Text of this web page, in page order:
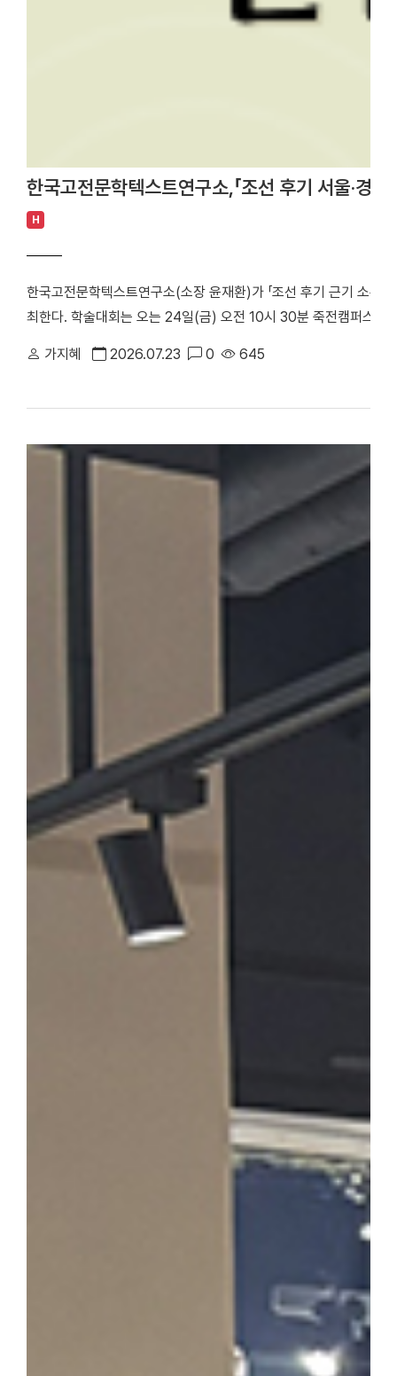
한국고전문학텍스트연구소,「조선 후기 서울·경
H
한국고전문학텍스트연구소(소장 윤재환)가 「조선 후기 근기 소론
최한다. 학술대회는 오는 24일(금) 오전 10시 30분 죽전캠퍼스
론 형성기 문인의 전개와 문학론」을 발표·토론한다. △유진희 연구
반 소론계 관료 문인의 시문학」을 발표·토론한다. 2부 세션에서
문학 이론」으로 시작된다. 이어 △유명석 연구교수(단국대)와 송
시문학」을 발표·토론한다. △박희인 연구교수(단국대)와 김민학
관과 시적 지향」을 발표·토론한다. △채지수 연구교수(단국대)와
이씨 문인들의 문학론과 한시」를 발표·토론한다. △이황진 교수(
론계 문인의 문학론과 한시」를 발표·토론한다. 윤재환 소장은 "
가지혜 2026.07.23 0 645